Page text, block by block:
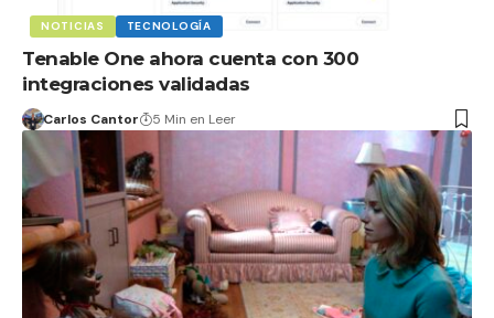
NOTICIAS TECNOLOGÍA
Tenable One ahora cuenta con 300
integraciones validadas
Carlos Cantor 5 Min en Leer